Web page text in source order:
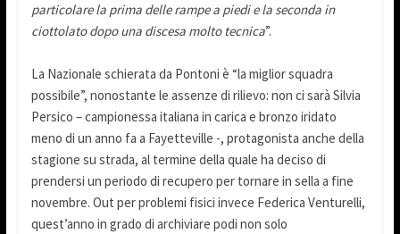
particolare la prima delle rampe a piedi e la seconda in
ciottolato dopo una discesa molto tecnica”.
La Nazionale schierata da Pontoni è “la miglior squadra
possibile”, nonostante le assenze di rilievo: non ci sarà Silvia
Persico – campionessa italiana in carica e bronzo iridato
meno di un anno fa a Fayetteville -, protagonista anche della
stagione su strada, al termine della quale ha deciso di
prendersi un periodo di recupero per tornare in sella a fine
novembre. Out per problemi fisici invece Federica Venturelli,
quest’anno in grado di archiviare podi non solo